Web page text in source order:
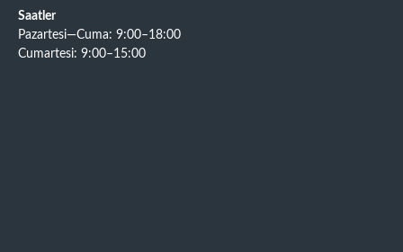
Saatler
Pazartesi—Cuma: 9:00–18:00
Cumartesi: 9:00–15:00